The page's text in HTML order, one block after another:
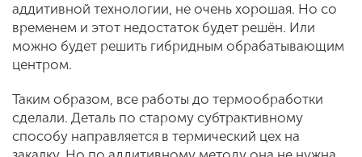
аддитивной технологии, не очень хорошая. Но со
временем и этот недостаток будет решён. Или
можно будет решить гибридным обрабатывающим
центром.
Таким образом, все работы до термообработки
сделали. Деталь по старому субтрактивному
способу направляется в термический цех на